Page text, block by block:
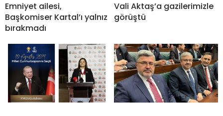
Emniyet ailesi,
Başkomiser Kartal’ı yalnız
bırakmadı
Vali Aktaş’a gazilerimizle
görüştü